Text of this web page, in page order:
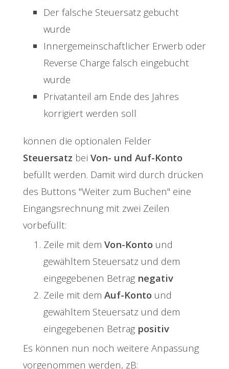
Der falsche Steuersatz gebucht
wurde
Innergemeinschaftlicher Erwerb oder
Reverse Charge falsch eingebucht
wurde
Privatanteil am Ende des Jahres
korrigiert werden soll
können die optionalen Felder
Steuersatz bei Von- und Auf-Konto
befüllt werden. Damit wird durch drücken
des Buttons "Weiter zum Buchen" eine
Eingangsrechnung mit zwei Zeilen
vorbefüllt:
Zeile mit dem Von-Konto und
gewähltem Steuersatz und dem
eingegebenen Betrag negativ
Zeile mit dem Auf-Konto und
gewähltem Steuersatz und dem
eingegebenen Betrag positiv
Es können nun noch weitere Anpassung
vorgenommen werden, zB: